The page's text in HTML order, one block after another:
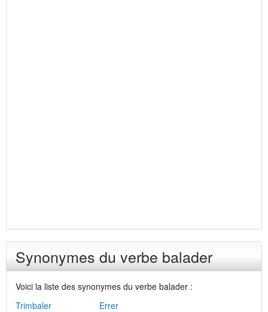
Synonymes du verbe balader
Voici la liste des synonymes du verbe balader :
Trimbaler
Errer